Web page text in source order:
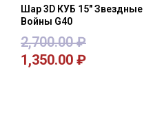
Шар 3D КУБ 15″ Звездные
Войны G40
2,700.00₽
1,350.00 ₽